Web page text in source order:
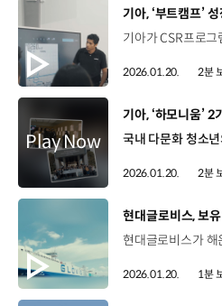
[동영상]
기아, ‘부트캠프’
2026.01.20. 2분
[동영상]
2026.01.20. 2분
[동영상]
현대글로비스, 보
2026.01.20. 1분